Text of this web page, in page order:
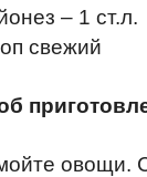
– 1 ст.л.
свежий
овощи.